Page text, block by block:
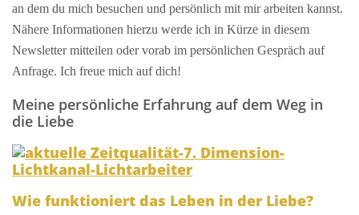
an dem du mich besuchen und persönlich mit mir arbeiten kannst.
Nähere Informationen hierzu werde ich in Kürze in diesem
Newsletter mitteilen oder vorab im persönlichen Gespräch auf
Anfrage. Ich freue mich auf dich!
Meine persönliche Erfahrung auf dem Weg in
die Liebe
Wie funktioniert das Leben in der Liebe?